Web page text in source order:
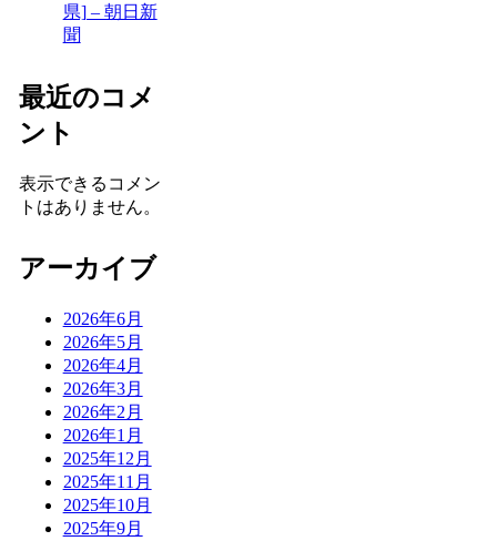
県] – 朝日新
聞
最近のコメ
ント
表示できるコメン
トはありません。
アーカイブ
2026年6月
2026年5月
2026年4月
2026年3月
2026年2月
2026年1月
2025年12月
2025年11月
2025年10月
2025年9月